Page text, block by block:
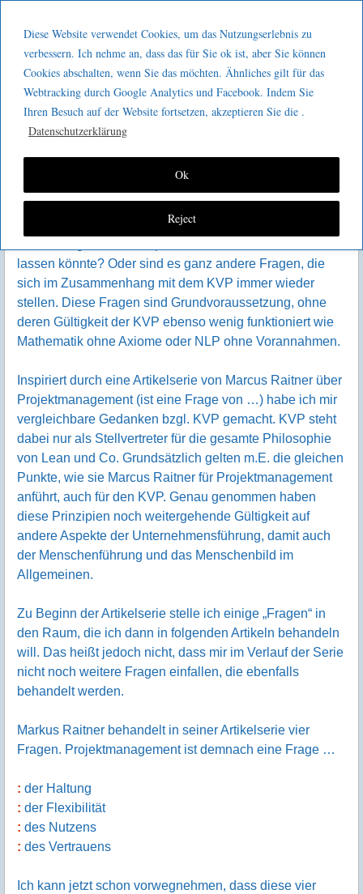
Diese Website verwendet Cookies, um das Nutzungserlebnis zu
verbessern. Ich nehme an, dass das für Sie ok ist, aber Sie können
Cookies abschalten, wenn Sie das möchten. Ähnliches gilt für das
Webtracking durch Google Analytics und Facebook. Indem Sie
Ihren Besuch auf der Website fortsetzen, akzeptieren Sie die .
Datenschutzerklärung
Reject
Ok
GeeMco :
Götz Müller
Consulting
Eine Frage der Ehre?
I st der KVP – also der kontinuierliche
Verbesserungsprozess – eine Frage der Ehre?
lassen könnte? Oder sind es ganz andere Fragen, die
sich im Zusammenhang mit dem KVP immer wieder
stellen. Diese Fragen sind Grundvoraussetzung, ohne
deren Gültigkeit der KVP ebenso wenig funktioniert wie
Mathematik ohne Axiome oder NLP ohne Vorannahmen.
Inspiriert durch eine Artikelserie von Marcus Raitner über
Projektmanagement (ist eine Frage von …) habe ich mir
vergleichbare Gedanken bzgl. KVP gemacht. KVP steht
dabei nur als Stellvertreter für die gesamte Philosophie
von Lean und Co. Grund­sätz­lich gelten m.E. die gleichen
Punkte, wie sie Marcus Raitner für Projektmanagement
anführt, auch für den KVP. Genau genommen haben
diese Prinzipien noch weiter­gehende Gültigkeit auf
andere Aspekte der Unternehmensführung, damit auch
der Menschenführung und das Menschenbild im
Allgemeinen.
Zu Beginn der Artikelserie stelle ich einige „Fragen“ in
den Raum, die ich dann in folgenden Artikeln behandeln
will. Das heißt jedoch nicht, dass mir im Verlauf der Serie
nicht noch weitere Fragen einfallen, die ebenfalls
behandelt werden.
Markus Raitner behandelt in seiner Artikelserie vier
Fragen. Projektmanagement ist demnach eine Frage …
der Haltung
der Flexibilität
des Nutzens
des Vertrauens
Ich kann jetzt schon vorwegnehmen, dass diese vier